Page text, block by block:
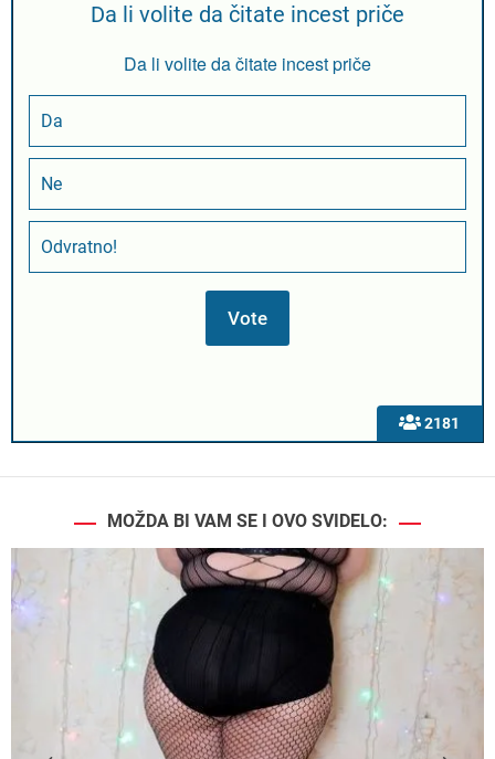
2181
Da li volite da čitate incest priče
Da li volite da čitate incest priče
Da
Ne
Odvratno!
MOŽDA BI VAM SE I OVO SVIDELO: